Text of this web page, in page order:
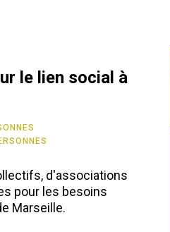
le lien social à
d'associations
pour les besoins
Marseille.